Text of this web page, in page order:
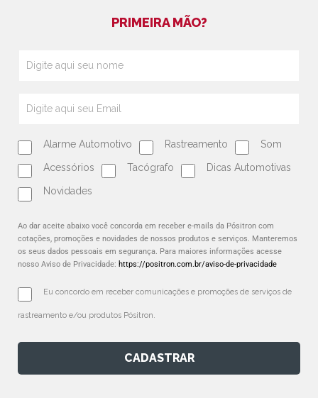
PRIMEIRA MÃO?
Alarme Automotivo Rastreamento Som
Acessórios Tacógrafo Dicas Automotivas
Novidades
Ao dar aceite abaixo você concorda em receber e-mails da Pósitron com
cotações, promoções e novidades de nossos produtos e serviços. Manteremos
os seus dados pessoais em segurança. Para maiores informações acesse
nosso Aviso de Privacidade: https://positron.com.br/aviso-de-privacidade
Eu concordo em receber comunicações e promoções de serviços de
rastreamento e/ou produtos Pósitron.
CADASTRAR